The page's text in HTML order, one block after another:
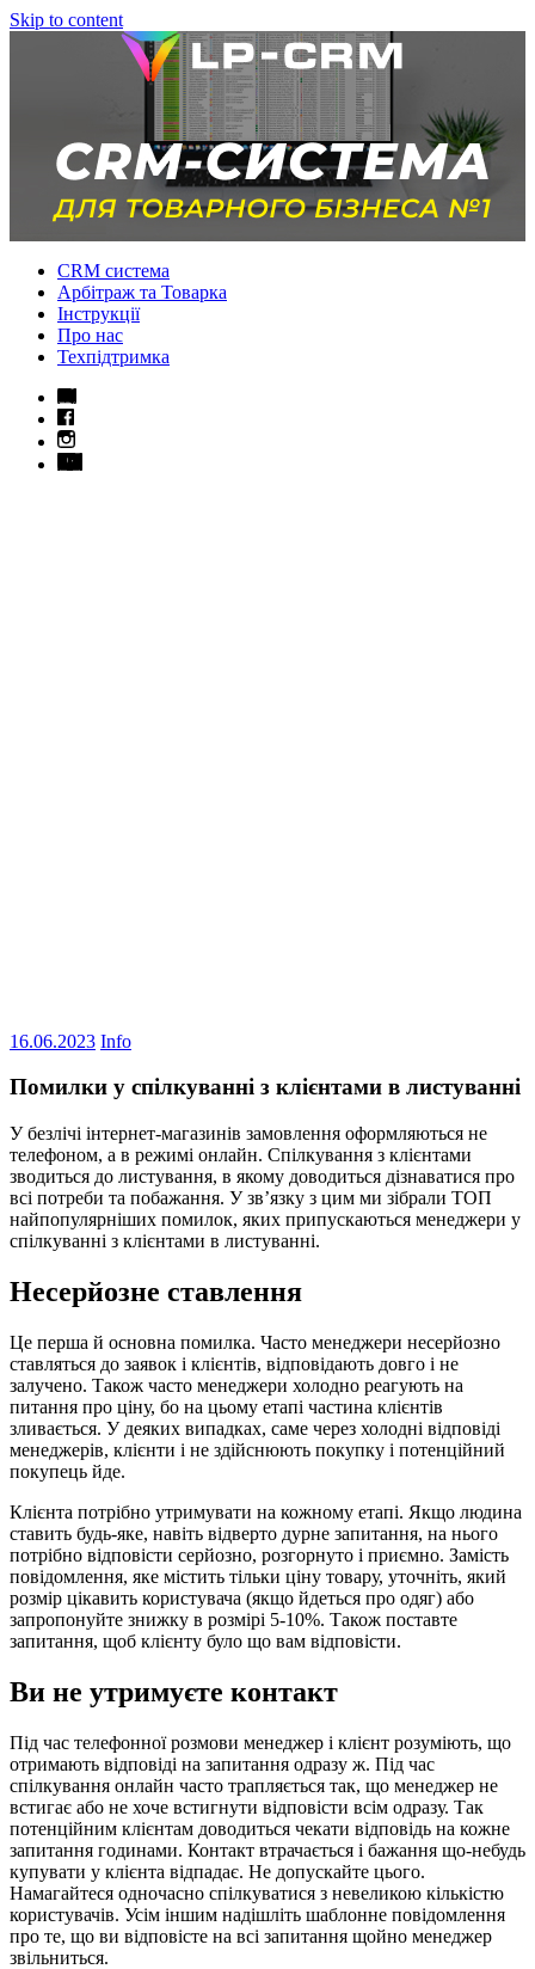
Skip to content
CRM система
Арбітраж та Товарка
Інструкції
Про нас
Техпідтримка
16.06.2023 Info
Помилки у спілкуванні з клієнтами в листуванні
У безлічі інтернет-магазинів замовлення оформляються не
телефоном, а в режимі онлайн. Спілкування з клієнтами
зводиться до листування, в якому доводиться дізнаватися про
всі потреби та побажання. У зв’язку з цим ми зібрали ТОП
найпопулярніших помилок, яких припускаються менеджери у
спілкуванні з клієнтами в листуванні.
Несерйозне ставлення
Це перша й основна помилка. Часто менеджери несерйозно
ставляться до заявок і клієнтів, відповідають довго і не
залучено. Також часто менеджери холодно реагують на
питання про ціну, бо на цьому етапі частина клієнтів
зливається. У деяких випадках, саме через холодні відповіді
менеджерів, клієнти і не здійснюють покупку і потенційний
покупець йде.
Клієнта потрібно утримувати на кожному етапі. Якщо людина
ставить будь-яке, навіть відверто дурне запитання, на нього
потрібно відповісти серйозно, розгорнуто і приємно. Замість
повідомлення, яке містить тільки ціну товару, уточніть, який
розмір цікавить користувача (якщо йдеться про одяг) або
запропонуйте знижку в розмірі 5-10%. Також поставте
запитання, щоб клієнту було що вам відповісти.
Ви не утримуєте контакт
Під час телефонної розмови менеджер і клієнт розуміють, що
отримають відповіді на запитання одразу ж. Під час
спілкування онлайн часто трапляється так, що менеджер не
встигає або не хоче встигнути відповісти всім одразу. Так
потенційним клієнтам доводиться чекати відповідь на кожне
запитання годинами. Контакт втрачається і бажання що-небудь
купувати у клієнта відпадає. Не допускайте цього.
Намагайтеся одночасно спілкуватися з невеликою кількістю
користувачів. Усім іншим надішліть шаблонне повідомлення
про те, що ви відповісте на всі запитання щойно менеджер
звільниться.